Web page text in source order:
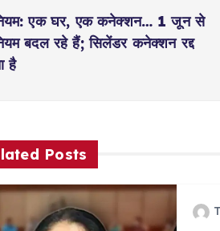
एक घर, एक कनेक्शन… 1 जून से
बदल रहे हैं; सिलेंडर कनेक्शन रद्द
है
Posts